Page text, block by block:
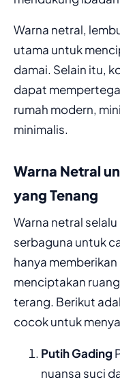
Warna netral,
utama untuk
damai. Selain itu,
dapat
rumah modern,
minimalis.
Warna Netral
yang Tenang
Warna netral
serbaguna untuk
hanya
menciptakan
terang. Berikut
cocok untuk
Putih Gading
nuansa suci